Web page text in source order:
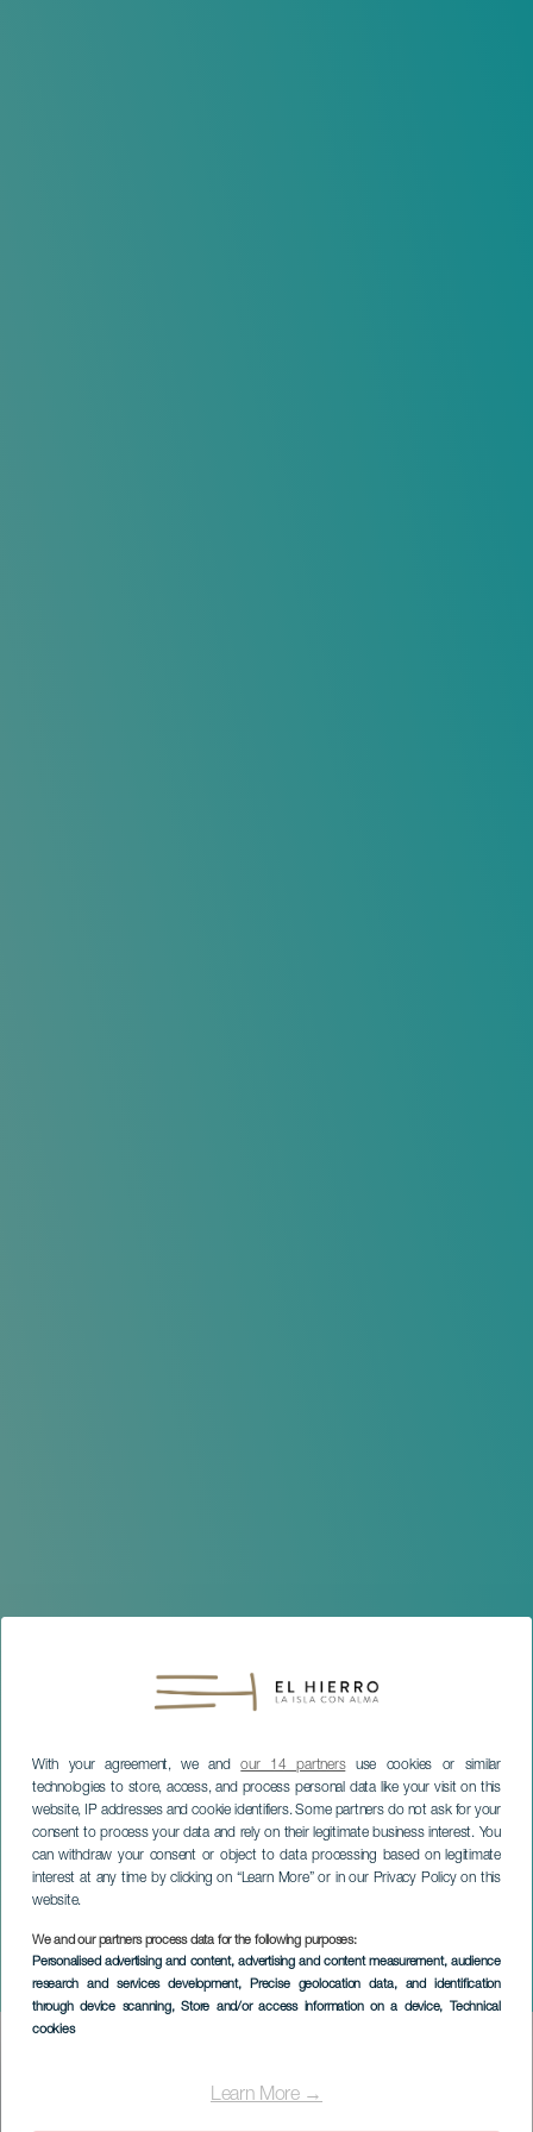
With your agreement, we andour 14 partnersuse cookies or similar
technologies to store, access, and process personal data like your visit on this
website, IP addresses and cookie identifiers. Some partners do not ask for your
consent to process your data and rely on their legitimate business interest. You
can withdraw your consent or object to data processing based on legitimate
interest at any time by clicking on “Learn More” or in our Privacy Policy on this
website.
We and our partners process data for the following purposes:
Personalised advertising and content, advertising and content measurement, audience
research and services development, Precise geolocation data, and identification
through device scanning, Store and/or access information on a device, Technical
cookies
Learn More →
Foire tropicale de l'ananas
EL HIERRO